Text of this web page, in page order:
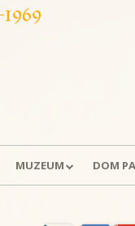
MUZEUM DOM
Główny